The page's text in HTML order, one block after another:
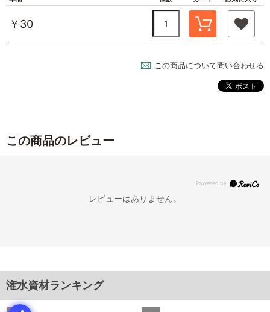
￥30
この商品について問い合わせる
この商品のレビュー
レビューはありません。
潅水資材ランキング